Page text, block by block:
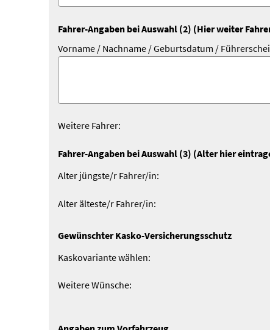
Fahrer-Angaben bei Auswahl (2) (Hier weiter
Vorname / Nachname / Geburts­datum /
Weitere Fahrer:
Fahrer-Angaben bei Auswahl (3) (Alter hier
Alter jüngste/r Fahrer/in:
Alter älteste/r Fahrer/in:
Gewünschter Kasko-Versicherungsschutz
Kaskovariante wählen:
Weitere Wünsche: